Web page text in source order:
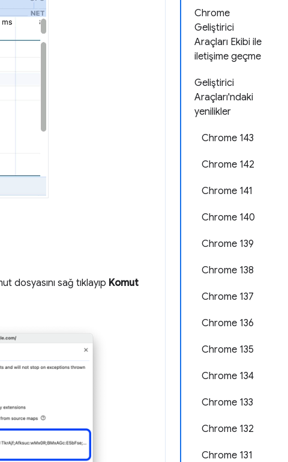
Chrome
Geliştirici
Araçları Ekibi ile
iletişime geçme
Geliştirici
Araçları'ndaki
yenilikler
Chrome 143
Chrome 142
Chrome 141
Chrome 140
Chrome 139
Chrome 138
Chrome 137
Chrome 136
Chrome 135
Chrome 134
Chrome 133
Chrome 132
Chrome 131
dosyasını sağ tıklayıp Komut